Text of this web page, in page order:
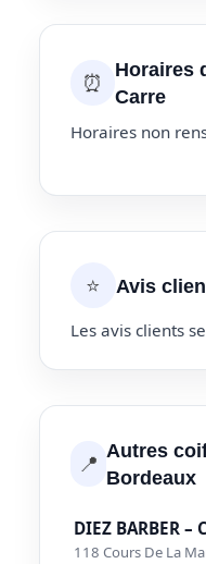
⏰
Horaires
Carre
Horaires non
⭐ Avis
Les avis clients
📍 Autres
Bordeaux
DIEZ BARBER
118 Cours De La